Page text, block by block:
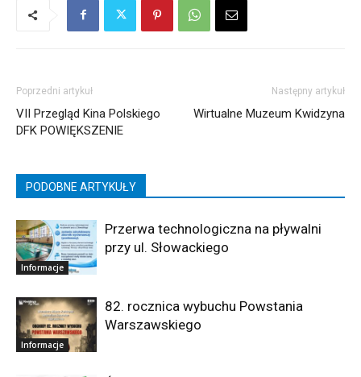
Poprzedni artykuł
VII Przegląd Kina Polskiego
DFK POWIĘKSZENIE
Następny artykuł
Wirtualne Muzeum Kwidzyna
PODOBNE ARTYKUŁY
Informacje
Przerwa technologiczna na pływalni
przy ul. Słowackiego
Informacje
82. rocznica wybuchu Powstania
Warszawskiego